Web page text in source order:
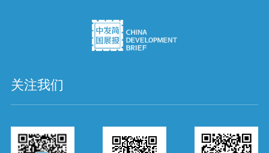
关注我们